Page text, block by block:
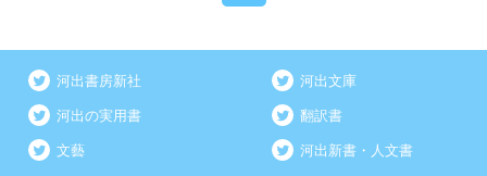
河出書房新社 河出文庫
河出の実用書 翻訳書
文藝 河出新書・人文書